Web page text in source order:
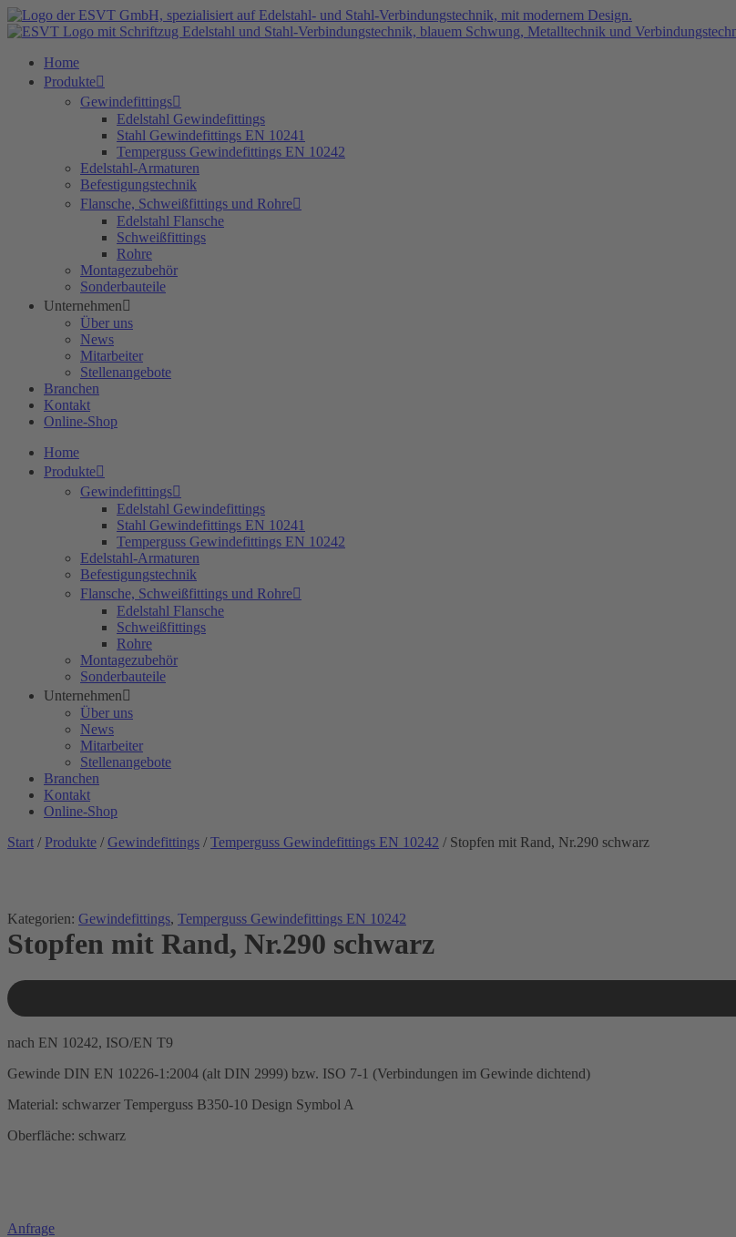
Zum
Inhalt
Home
Produkte
Gewindefittings
Edelstahl Gewindefittings
Stahl Gewindefittings EN 10241
Temperguss Gewindefittings EN 10242
Edelstahl-Armaturen
Befestigungstechnik
Flansche, Schweißfittings und Rohre
Edelstahl Flansche
Schweißfittings
Rohre
Montagezubehör
Sonderbauteile
Unternehmen
Über uns
News
Mitarbeiter
Stellenangebote
Branchen
Kontakt
Online-Shop
Home
Produkte
Gewindefittings
Edelstahl Gewindefittings
Stahl Gewindefittings EN 10241
Temperguss Gewindefittings EN 10242
Edelstahl-Armaturen
Befestigungstechnik
Flansche, Schweißfittings und Rohre
Edelstahl Flansche
Schweißfittings
Rohre
Montagezubehör
Sonderbauteile
Unternehmen
Über uns
News
Mitarbeiter
Stellenangebote
Branchen
Kontakt
Online-Shop
Start / Produkte / Gewindefittings / Temperguss Gewindefittings EN 10242 / Stopfen mit Rand, Nr.290 schwarz
Kategorien: Gewindefittings, Temperguss Gewindefittings EN 10242
Stopfen mit Rand, Nr.290 schwarz
nach EN 10242, ISO/EN T9
Gewinde DIN EN 10226-1:2004 (alt DIN 2999) bzw. ISO 7-1 (Verbindungen im Gewinde dichtend)
Material: schwarzer Temperguss B350-10 Design Symbol A
Oberfläche: schwarz
Anfrage